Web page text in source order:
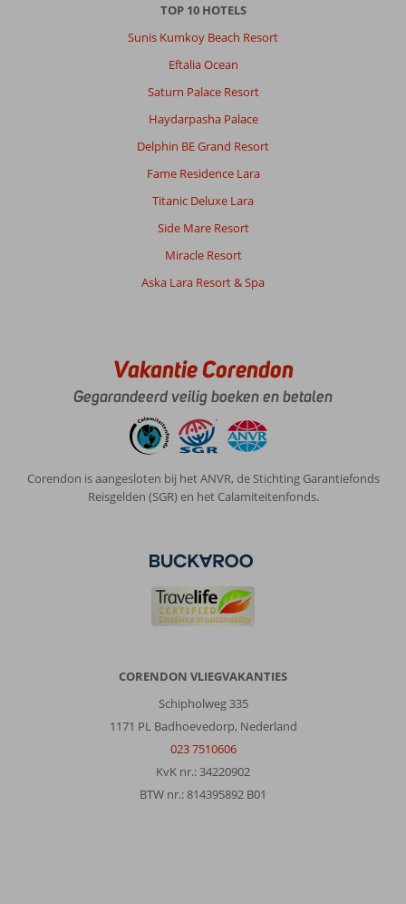
TOP 10 HOTELS
Sunis Kumkoy Beach Resort
Eftalia Ocean
Saturn Palace Resort
Haydarpasha Palace
Delphin BE Grand Resort
Fame Residence Lara
Titanic Deluxe Lara
Side Mare Resort
Miracle Resort
Aska Lara Resort & Spa
Vakantie Corendon
Gegarandeerd veilig boeken en betalen
Corendon is aangesloten bij het ANVR, de Stichting Garantiefonds
Reisgelden (SGR) en het Calamiteitenfonds.
CORENDON VLIEGVAKANTIES
Schipholweg 335
1171 PL Badhoevedorp, Nederland
023 7510606
KvK nr.: 34220902
BTW nr.: 814395892 B01